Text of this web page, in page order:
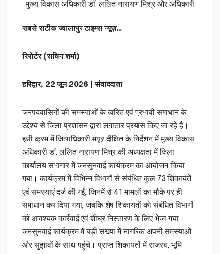
मुख्य विकास अधिकारी डॉ. ललित नारायण मिश्र और अधिकारी
सबसे सटीक ज्वालापुर टाइम्स न्यूज़…
रिपोर्टर (सचिन शर्मा)
हरिद्वार, 22 जून 2026 | संवाददाता
जनपदवासियों की समस्याओं के त्वरित एवं प्रभावी समाधान के
उद्देश्य से जिला प्रशासन द्वारा लगातार प्रयास किए जा रहे हैं।
इसी क्रम में जिलाधिकारी मयूर दीक्षित के निर्देशन में मुख्य विकास
अधिकारी डॉ. ललित नारायण मिश्र की अध्यक्षता में जिला
कार्यालय सभागार में जनसुनवाई कार्यक्रम का आयोजन किया
गया। कार्यक्रम में विभिन्न विभागों से संबंधित कुल 73 शिकायतें
एवं समस्याएं दर्ज की गईं, जिनमें से 41 मामलों का मौके पर ही
समाधान कर दिया गया, जबकि शेष शिकायतों को संबंधित विभागों
को आवश्यक कार्रवाई एवं शीघ्र निस्तारण के लिए भेजा गया।
जनसुनवाई कार्यक्रम में बड़ी संख्या में नागरिक अपनी समस्याओं
और सुझावों के साथ पहुंचे। प्राप्त शिकायतों में राजस्व, भूमि